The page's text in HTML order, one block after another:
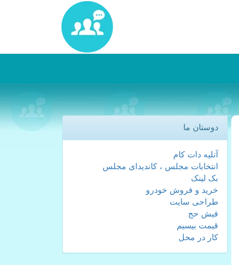
دوستان ما
آتلیه دات کام
انتخابات مجلس ، کاندیدای مجلس
بک لینک
خرید و فروش خودرو
طراحی سایت
فیش حج
قیمت بیسیم
کار در محل